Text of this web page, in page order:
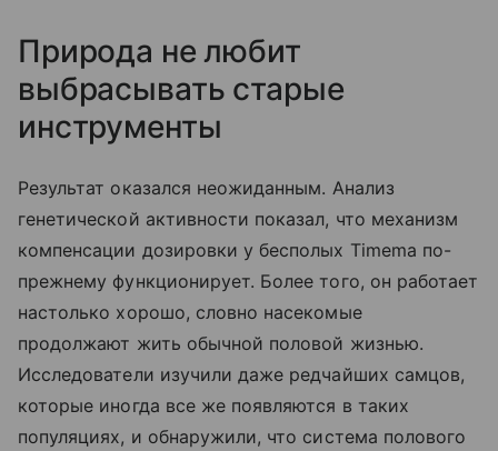
Природа не любит
выбрасывать старые
инструменты
Результат оказался неожиданным. Анализ
генетической активности показал, что механизм
компенсации дозировки у бесполых Timema по-
прежнему функционирует. Более того, он работает
настолько хорошо, словно насекомые
продолжают жить обычной половой жизнью.
Исследователи изучили даже редчайших самцов,
которые иногда все же появляются в таких
популяциях, и обнаружили, что система полового